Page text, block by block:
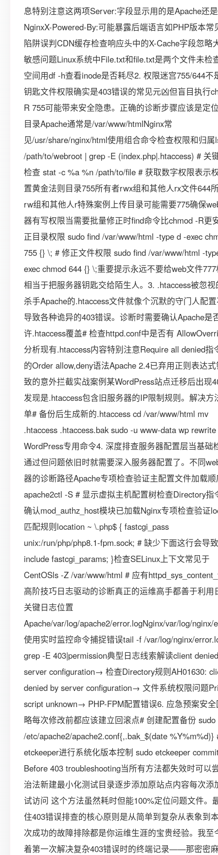
息特别注意这两项Server:字段显示用的是Apache还是
NginxX-Powered-By:可能暴露后端语言如PHP版本常
陷阱误判CDN缓存检查响应头中的X-Cache字段忽略
敏感问题Linux系统中File.txt和file.txt是两个文件未检
空间用df -h查看inode是否耗尽2. 权限迷宫755/644不
钥匙文件权限确实是403错误的常见元凶但盲目执行
R 755可能带来安全隐患。正确的诊断步骤应该是定
目录Apache通常是/var/www/htmlNginx常
见/usr/share/nginx/html使用组合命令检查权限和归属
/path/to/webroot | grep -E (index.php|.htaccess) # 关
检查 stat -c %a %n /path/to/file # 获取数字权限表示
置黄金法则目录755所有者rwx组和其他人rx文件644
rw组和其他人r特殊案例上传目录可能需要775确保
器有写权限当需要批量修正时find命令比chmod -R更
正目录权限 sudo find /var/www/html -type d -exec
755 {} \; # 修正文件权限 sudo find /var/www/html -
exec chmod 644 {} \;重要提示永远不要给web文件
相当于把服务器钥匙交给陌生人。3. .htaccess被忽
杀手Apache的.htaccess文件就像个沉默的守门人配
导致各种诡异的403错误。诊断时需要确认Apache是
许.htaccess覆盖# 检查httpd.conf中是否有
分析现有.htaccess内容特别注意Require all denied指
的Order allow,deny语法Apache 2.4已弃用正则表达
致的意外拦截实战案例某WordPress站点迁移后出现
发现是.htaccess包含旧服务器的IP限制规则。解决方
单# 备份后生成新的.htaccess cd /var/www/html mv
.htaccess .htaccess.bak sudo -u www-data wp
WordPress专用命令4. 深度排查服务器配置层当基础
通过但问题依旧时就需要深入服务器配置了。不同
器的诊断路径Apache专项检查验证主配置文件加载
apache2ctl -S # 显示虚拟主机配置树检查Directory指
确认mod_authz_host模块已加载Nginx专项检查验证
匹配规则location ~ \.php$ { fastcgi_pass
unix:/run/php/php8.1-fpm.sock; # 缺少下面这行会导
include fastcgi_params; }检查SELinux上下文常见于
CentOSls -Z /var/www/html # 应有
高阶技巧日志驱动的诊断真正的运维高手都善于利用
关键日志位置
Apache/var/log/apache2/error.logNginx/var/log/nginx/
使用实时监控命令捕捉错误tail -f /var/log/nginx/
grep -E 403|permission典型日志线索解读client
server configuration→ 检查Directory规则AH01630:
denied by server configuration→ 文件系统权限问题
script unknown→ PHP-FPM配置错误6. 应急预案安
略每次修改前都应该建立回滚点# 创建配置备份 sudo
/etc/apache2/apache2.conf{,.bak_$(date %Y%m%d)}
etckeeper进行系统化版本控制 sudo etckeeper
Before 403 troubleshooting当所有方法都失效时可以
治法新建最小化测试目录逐步添加原站点内容每次添
试访问 这个方法虽然耗时但能100%定位问题文件。
住403错误排查的核心原则是从简单到复杂从表象到
次成功的故障排除都是你运维生涯的宝贵经验。我至
着第一次解决复杂403错误时的终端记录——那密密